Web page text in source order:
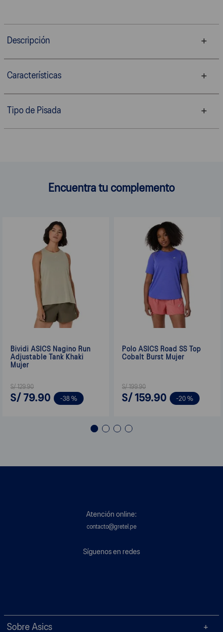
Descripción
Características
Tipo de Pisada
Encuentra tu complemento
Bividi ASICS Nagino Run
Adjustable Tank Khaki
Mujer
S/ 129.90
S/ 79.90 -38 %
Polo ASICS Road SS Top
Cobalt Burst Mujer
S/ 199.90
S/ 159.90 -20 %
Atención online:
contacto@gretel.pe
Síguenos en redes
Sobre Asics